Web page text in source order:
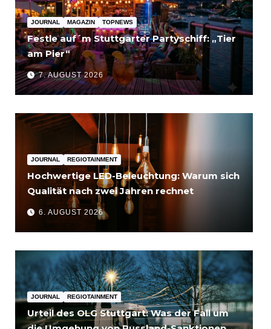
JOURNAL MAGAZIN TOPNEWS
Festle auf´m Stuttgarter Partyschiff: „Tier
am Pier“
7. AUGUST 2026
JOURNAL REGIOTAINMENT
Hochwertige LED-Beleuchtung: Warum sich
Qualität nach zwei Jahren rechnet
6. AUGUST 2026
JOURNAL REGIOTAINMENT
Urteil des OLG Stuttgart: Was der Fall um